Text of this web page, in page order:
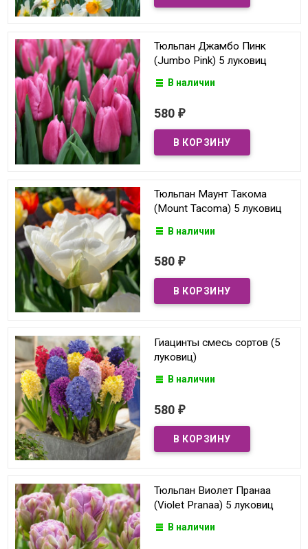
Тюльпан Джамбо Пинк
(Jumbo Pink) 5 луковиц
В наличии
580 ₽
Тюльпан Маунт Такома
(Mount Tacoma) 5 луковиц
В наличии
580 ₽
Гиацинты смесь сортов (5
луковиц)
В наличии
580 ₽
Тюльпан Виолет Пранаа
(Violet Pranaa) 5 луковиц
В наличии